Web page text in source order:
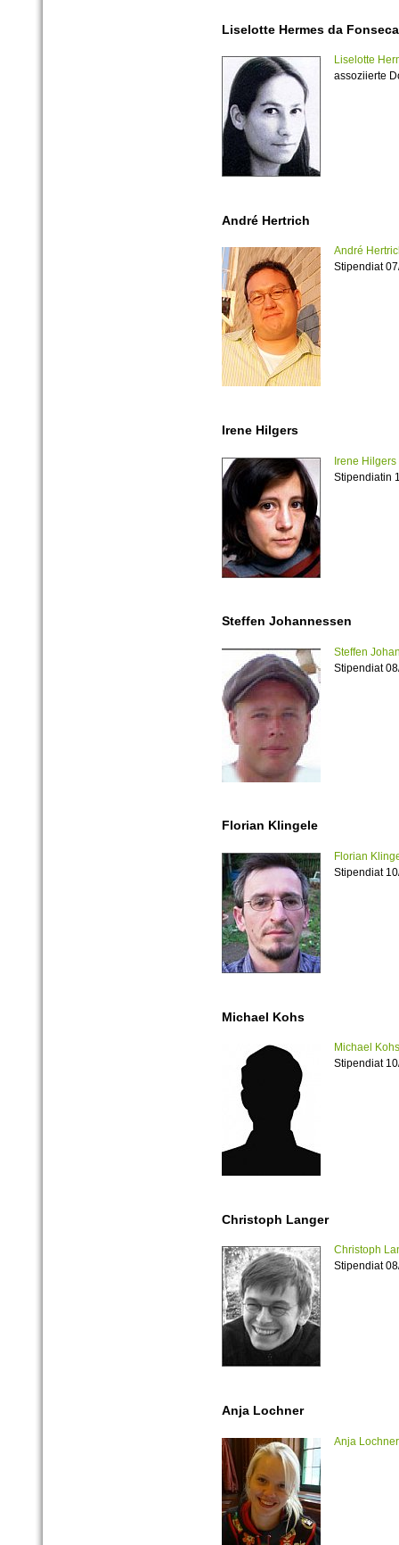
Liselotte Hermes da Fonseca
Liselotte
assoziierte
André Hertrich
André
Stipendiat
Irene Hilgers
Irene Hilgers
Stipendiatin
Steffen Johannessen
Steffen
Stipendiat
Florian Klingele
Florian
Stipendiat
Michael Kohs
Michael Kohs
Stipendiat
Christoph Langer
Christoph
Stipendiat
Anja Lochner
Anja Lochner